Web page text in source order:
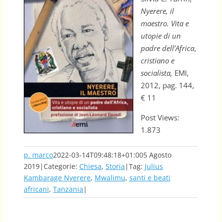
Nyerere, il
maestro. Vita e
utopie di un
padre dell’Africa,
cristiano e
socialista, EMI,
2012, pag. 144,
€ 11
Post Views:
1.873
p. marco2022-03-14T09:48:18+01:005 Agosto
2019| Categorie: Chiesa, Storia |Tag: Julius
Kambarage Nyerere, Mwalimu, santi e beati
africani, Tanzania |